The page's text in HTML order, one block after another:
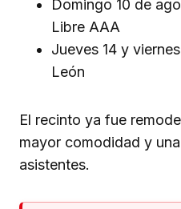
Domingo 10 de
Libre AAA
Jueves 14 y
León
El recinto ya fue
mayor comodidad y
asistentes.